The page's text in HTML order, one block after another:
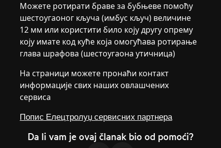
Можете ротирати браве за бубњеве помоћу
шестоугаоног кључа (имбус кључ) величине
12 мм или користити било коју другу опрему
коју имате код куће која омогућава ротирање
глава шрафова (шестоугаона утичница)
На страници можете пронаћи контакт
информације свих наших овлашчених
сервиса
Попис Елецтролуџ сервисних партнера
Da li vam je ovaj članak bio od pomoći?